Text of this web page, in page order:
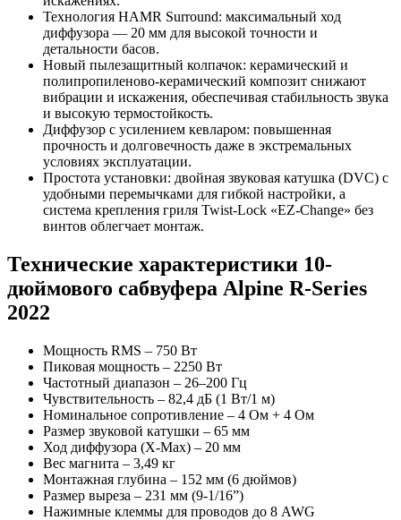
Технология HAMR Surround: максимальный ход
диффузора — 20 мм для высокой точности и
детальности басов.
Новый пылезащитный колпачок: керамический и
полипропиленово-керамический композит снижают
вибрации и искажения, обеспечивая стабильность звука
и высокую термостойкость.
Диффузор с усилением кевларом: повышенная
прочность и долговечность даже в экстремальных
условиях эксплуатации.
Простота установки: двойная звуковая катушка (DVC) с
удобными перемычками для гибкой настройки, а
система крепления гриля Twist-Lock «EZ-Change» без
винтов облегчает монтаж.
Технические характеристики 10-
дюймового сабвуфера Alpine R-Series
2022
Мощность RMS – 750 Вт
Пиковая мощность – 2250 Вт
Частотный диапазон – 26–200 Гц
Чувствительность – 82,4 дБ (1 Вт/1 м)
Номинальное сопротивление – 4 Ом + 4 Ом
Размер звуковой катушки – 65 мм
Ход диффузора (X-Max) – 20 мм
Вес магнита – 3,49 кг
Монтажная глубина – 152 мм (6 дюймов)
Размер выреза – 231 мм (9-1/16”)
Нажимные клеммы для проводов до 8 AWG